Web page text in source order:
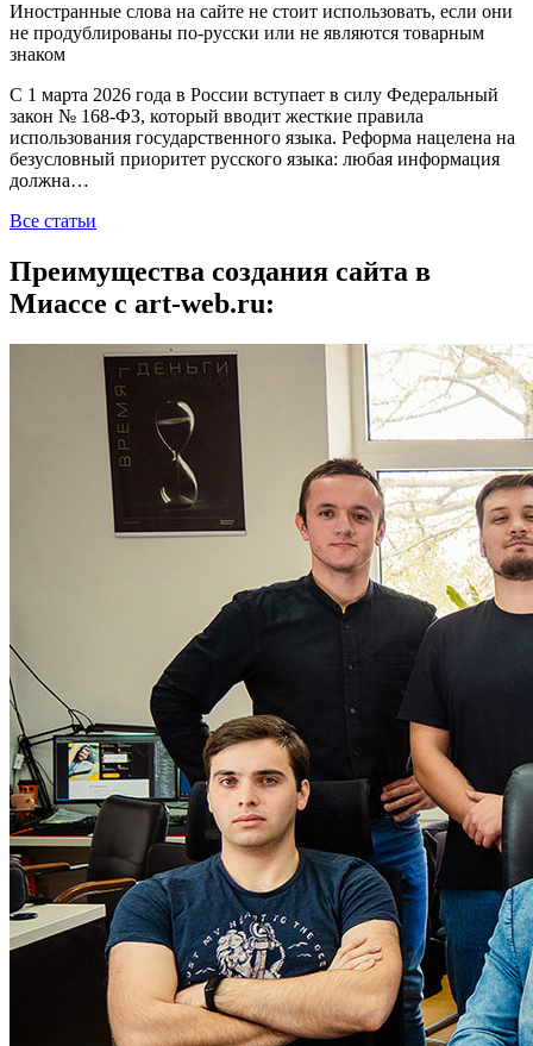
Иностранные слова на сайте не стоит использовать, если они
не продублированы по-русски или не являются товарным
знаком
С 1 марта 2026 года в России вступает в силу Федеральный
закон № 168-ФЗ, который вводит жесткие правила
использования государственного языка. Реформа нацелена на
безусловный приоритет русского языка: любая информация
должна…
Все статьи
Преимущества создания сайта в
Миассе с art-web.ru: